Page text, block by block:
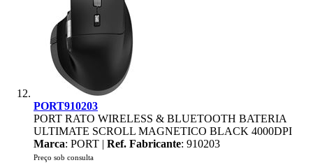
PORT910203
PORT RATO WIRELESS & BLUETOOTH BATERIA
ULTIMATE SCROLL MAGNETICO BLACK 4000DPI
Marca: PORT | Ref. Fabricante: 910203
Preço sob consulta